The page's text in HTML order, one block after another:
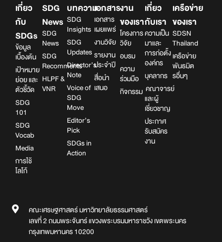
เกี่ยว
กับ
SDGs
ข้อมูล
เบื้องต้น
เป้าหมาย
ย่อย และ
ตัวชี้วัด
SDG
101
SDG
Vocab
Media
การใช้
โลโก้
SDG
News
SDG
News
SDG
Recomments
HLPF &
VNR
บทความ
SDG
Insights
SDG
Updates
Director’s
Note
Voice of
SDG
Move
Editor’s
Pick
SDGs in
Action
เอกสาร
เอกสาร
เผยแพร่
งานวิจัย
รายงาน
ประจำปี
สื่อนำ
เสนอ
งาน
ของเรา
โครงการ
วิจัย
อบรม
ความ
ร่วมมือ
กิจกรรม
เกี่ยว
กับเรา
ความเป็น
มาและ
การก่อตั้ง
องค์กร
บุคลากร
คณาจารย์
และผู้
เชี่ยวชาญ
ประกาศ
รับสมัคร
งาน
เครือข่าย
ของเรา
SDSN
Thailand
เครือข่าย
พันธมิต
รอื่นๆ
คณะเศรษฐศาสตร์ มหาวิทยาลัยธรรมศาสตร์
เลขที่ 2 ถนนพระจันทร์ แขวงพระบรมมหาราชวัง เขตพระนคร
กรุงเทพมหานคร 10200